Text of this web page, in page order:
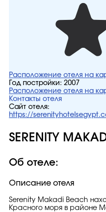
Расположение отеля на
Год постройки: 2007
Расположение отеля на
Контакты отеля
Сайт отеля:
https://
SERENITY
Об отеле:
Описание отеля
Serenity Makadi Beach
Красного моря в районе